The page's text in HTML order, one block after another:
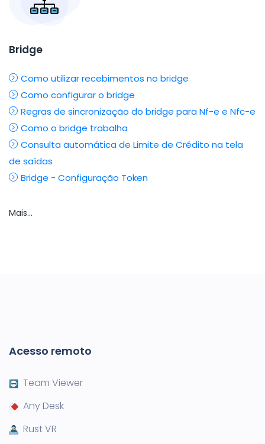
Bridge
Como utilizar recebimentos no bridge
Como configurar o bridge
Regras de sincronização do bridge para Nf-e e Nfc-e
Como o bridge trabalha
Consulta automática de Limite de Crédito na tela
de saídas
Bridge - Configuração Token
Mais...
Acesso remoto
Team Viewer
Any Desk
Rust VR